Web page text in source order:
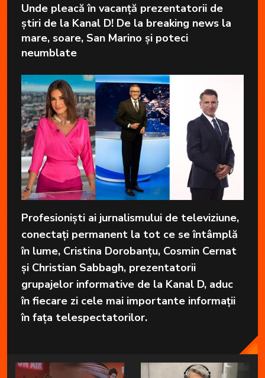
Unde pleacă în vacanță prezentatorii de
știri de la Kanal D! De la breaking news la
mare, soare, San Marino și poteci
neumblate
Profesioniști ai jurnalismului de televiziune,
conectați permanent la tot ce se întâmplă
în lume, Cristina Dorobanțu, Cosmin Cernat
și Christian Sabbagh, prezentatorii
grupajelor informative de la Kanal D, aduc
în fiecare zi cele mai importante informații
în fața telespectatorilor.